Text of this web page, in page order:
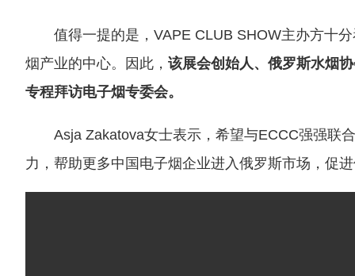
值得一提的是，VAPE CLUB SHOW主办方十
烟产业的中心。因此， 该展会创始人、俄罗斯水烟
专程拜访电子烟专委会。
Asja Zakatova女士表示，希望与ECCC强强联
力，帮助更多中国电子烟企业进入俄罗斯市场，促